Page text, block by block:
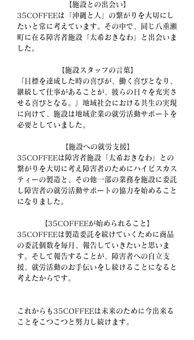
【施設との出会い】
35COFFEEは「沖縄と人」の繋がりを大切にし
たいと常に考えています。その中で、同じ八重瀬
町に在る障害者施設「太希おきなわ」と出会いま
した。
【施設スタッフの言葉】
『目標を達成した時の喜びが、働く喜びとなり、
継続して仕事があることが、彼らの日々を充実さ
せる喜びとなる。』地域社会における共生の実現
に向けて、施設は地域企業の就労活動サポートを
必要としていました。
【施設への就労支援】
35COFFEEは障害者施設「太希おきなわ」との
繋がりを大切に考え障害者のためにハイビスカス
ティーの製造と、その他一部の業務を施設に委託
し障害者の就労活動サポートの協力を始めること
になりました。
【35COFFEEが始められること】
35COFFEEは製造委託を続けていくために商品
の委託個数を毎月、報告していきたいと思いま
す。そして報告することが、障害者への自立支
援、就労活動のお手伝いをし続けることになると
考えたからです。
これからも35COFFEEは未来のために今出来る
ことをこつこつと努力し続けます。